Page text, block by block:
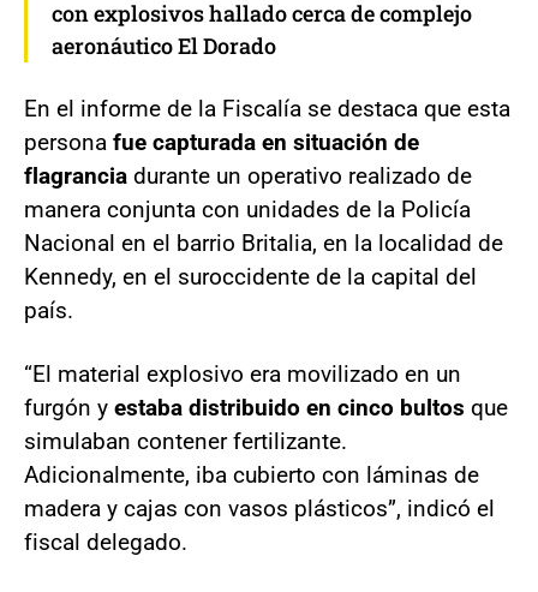
con explosivos hallado cerca de complejo
aeronáutico El Dorado
En el informe de la Fiscalía se destaca que esta
persona fue capturada en situación de
flagrancia durante un operativo realizado de
manera conjunta con unidades de la Policía
Nacional en el barrio Britalia, en la localidad de
Kennedy, en el suroccidente de la capital del
país.
“El material explosivo era movilizado en un
furgón y estaba distribuido en cinco bultos que
simulaban contener fertilizante.
Adicionalmente, iba cubierto con láminas de
madera y cajas con vasos plásticos”, indicó el
fiscal delegado.